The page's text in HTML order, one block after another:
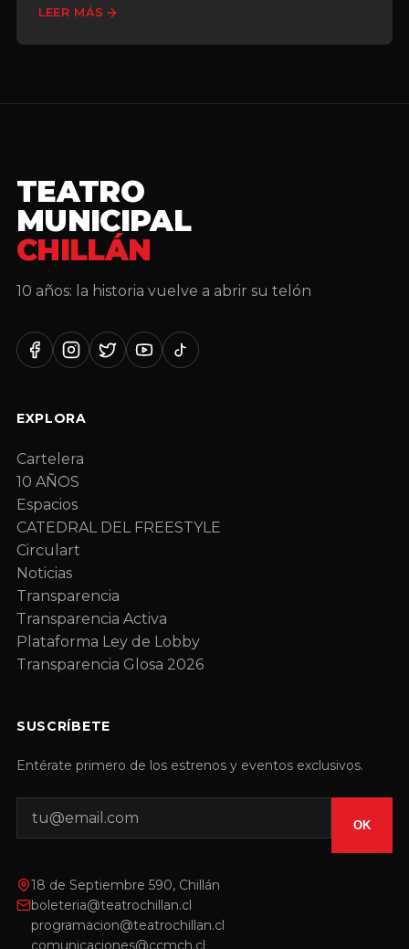
LEER MÁS
TEATRO
MUNICIPAL
CHILLÁN
10 años: la historia vuelve a abrir su telón
FacebookInstagram
TwitterYouTube
TikTok
EXPLORA
Cartelera
10 AÑOS
Espacios
CATEDRAL DEL FREESTYLE
Circulart
Noticias
Transparencia
Transparencia Activa
Plataforma Ley de Lobby
Transparencia Glosa 2026
SUSCRÍBETE
Entérate primero de los estrenos y eventos exclusivos.
OK
18 de Septiembre 590, Chillán
boleteria@teatrochillan.cl
programacion@teatrochillan.cl
comunicaciones@ccmch.cl